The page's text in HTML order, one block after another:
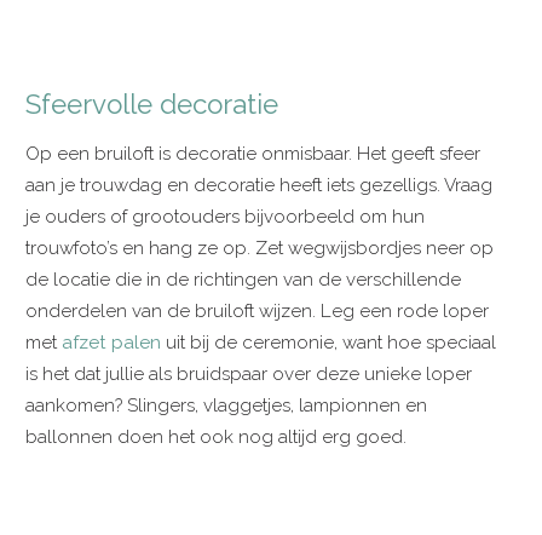
Sfeervolle decoratie
Op een bruiloft is decoratie onmisbaar. Het geeft sfeer
aan je trouwdag en decoratie heeft iets gezelligs. Vraag
je ouders of grootouders bijvoorbeeld om hun
trouwfoto’s en hang ze op. Zet wegwijsbordjes neer op
de locatie die in de richtingen van de verschillende
onderdelen van de bruiloft wijzen. Leg een rode loper
met afzet palen uit bij de ceremonie, want hoe speciaal
is het dat jullie als bruidspaar over deze unieke loper
aankomen? Slingers, vlaggetjes, lampionnen en
ballonnen doen het ook nog altijd erg goed.